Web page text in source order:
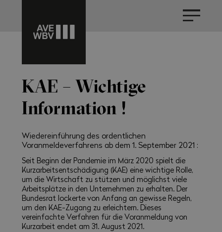
KAE – Wichtige
Information !
Wiedereinführung des ordentlichen
Voranmeldeverfahrens ab dem 1. September 2021 :
Seit Beginn der Pandemie im März 2020 spielt die
Kurzarbeitsentschädigung (KAE) eine wichtige Rolle,
um die Wirtschaft zu stützen und möglichst viele
Arbeitsplätze in den Unternehmen zu erhalten. Der
Bundesrat lockerte von Anfang an gewisse Regeln,
um den KAE-Zugang zu erleichtern. Dieses
vereinfachte Verfahren für die Voranmeldung von
Kurzarbeit endet am 31. August 2021.